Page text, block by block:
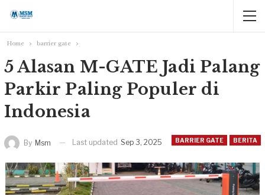
Home barrier gate
5 Alasan M-GATE Jadi Palang
Parkir Paling Populer di
Indonesia
BARRIER GATE BERITA
By Msm Last updated Sep 3, 2025